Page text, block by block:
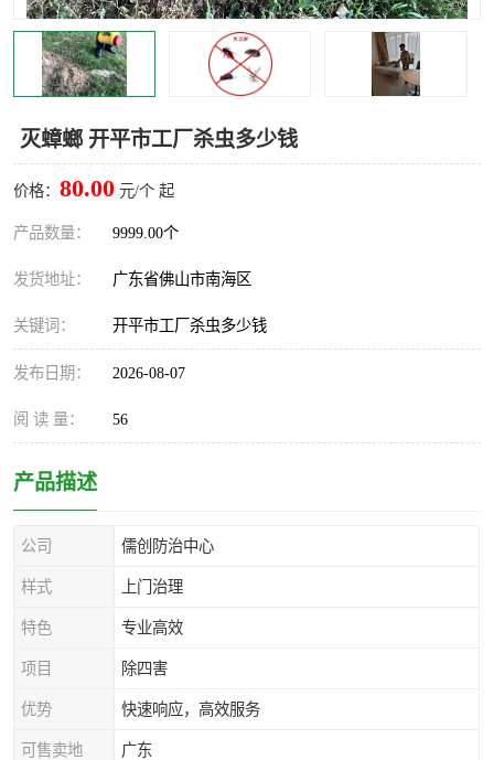
灭蟑螂 开平市工厂杀虫多少钱
价格： 80.00 元/个 起
产品数量： 9999.00个
发货地址： 广东省佛山市南海区
关键词： 开平市工厂杀虫多少钱
发布日期： 2026-08-07
阅 读 量： 56
产品描述
公司 儒创防治中心
样式 上门治理
特色 专业高效
项目 除四害
优势 快速响应，高效服务
可售卖地 广东
白蚁工程 果蝇防治
害虫防治 灭杀害虫